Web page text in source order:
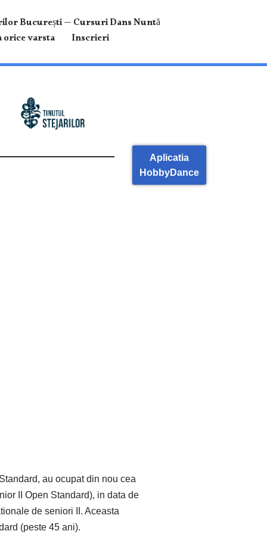
București — Cursuri Dans Nuntă
varsta Inscrieri
Aplicatia
HobbyDance
au ocupat din nou cea
II Open Standard), in data de
de seniori II. Aceasta
(peste 45 ani).